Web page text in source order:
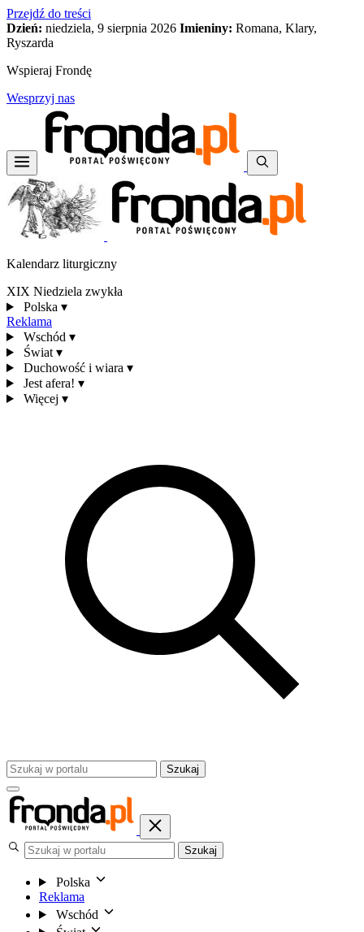
Przejdź do treści
Dzień: niedziela, 9 sierpnia 2026 Imieniny: Romana, Klary,
Ryszarda
Wspieraj Frondę
Wesprzyj nas
Kalendarz liturgiczny
XIX Niedziela zwykła
Polska ▾
Reklama
Wschód ▾
Świat ▾
Duchowość i wiara ▾
Jest afera! ▾
Więcej ▾
Szukaj
Szukaj
Polska
Reklama
Wschód